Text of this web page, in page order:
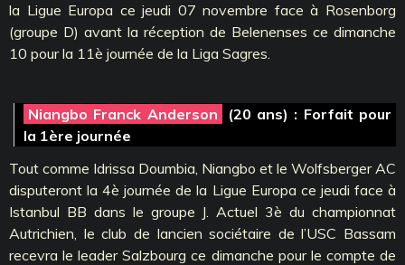
la Ligue Europa ce jeudi 07 novembre face à Rosenborg
(groupe D) avant la réception de Belenenses ce dimanche
10 pour la 11è journée de la Liga Sagres.
Niangbo Franck Anderson
(20 ans) : Forfait pour
la 1ère journée
Tout comme Idrissa Doumbia, Niangbo et le Wolfsberger AC
disputeront la 4è journée de la Ligue Europa ce jeudi face à
Istanbul BB dans le groupe J. Actuel 3è du championnat
Autrichien, le club de lancien sociétaire de l’USC Bassam
recevra le leader Salzbourg ce dimanche pour le compte de